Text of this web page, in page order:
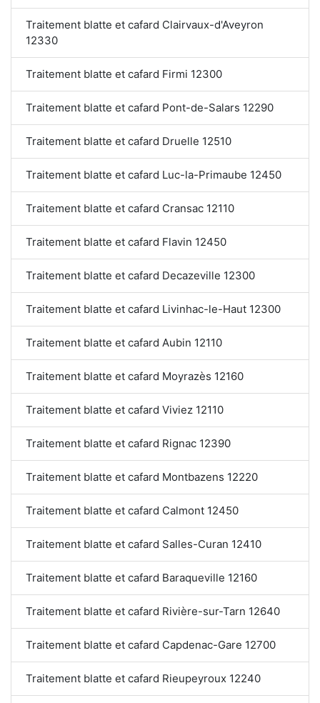
Traitement blatte et cafard Clairvaux-d'Aveyron
12330
Traitement blatte et cafard Firmi 12300
Traitement blatte et cafard Pont-de-Salars 12290
Traitement blatte et cafard Druelle 12510
Traitement blatte et cafard Luc-la-Primaube 12450
Traitement blatte et cafard Cransac 12110
Traitement blatte et cafard Flavin 12450
Traitement blatte et cafard Decazeville 12300
Traitement blatte et cafard Livinhac-le-Haut 12300
Traitement blatte et cafard Aubin 12110
Traitement blatte et cafard Moyrazès 12160
Traitement blatte et cafard Viviez 12110
Traitement blatte et cafard Rignac 12390
Traitement blatte et cafard Montbazens 12220
Traitement blatte et cafard Calmont 12450
Traitement blatte et cafard Salles-Curan 12410
Traitement blatte et cafard Baraqueville 12160
Traitement blatte et cafard Rivière-sur-Tarn 12640
Traitement blatte et cafard Capdenac-Gare 12700
Traitement blatte et cafard Rieupeyroux 12240